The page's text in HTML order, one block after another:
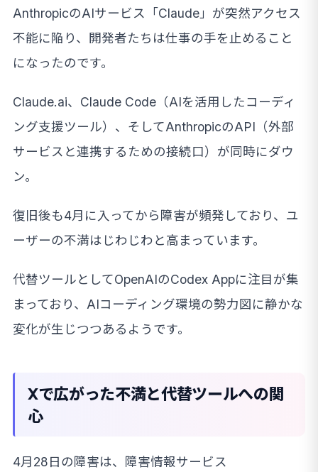
AnthropicのAIサービス「Claude」が突然アクセス
不能に陥り、開発者たちは仕事の手を止めること
になったのです。
Claude.ai、Claude Code（AIを活用したコーディ
ング支援ツール）、そしてAnthropicのAPI（外部
サービスと連携するための接続口）が同時にダウ
ン。
復旧後も4月に入ってから障害が頻発しており、ユ
ーザーの不満はじわじわと高まっています。
代替ツールとしてOpenAIのCodex Appに注目が集
まっており、AIコーディング環境の勢力図に静かな
変化が生じつつあるようです。
Xで広がった不満と代替ツールへの関
心
4月28日の障害は、障害情報サービス